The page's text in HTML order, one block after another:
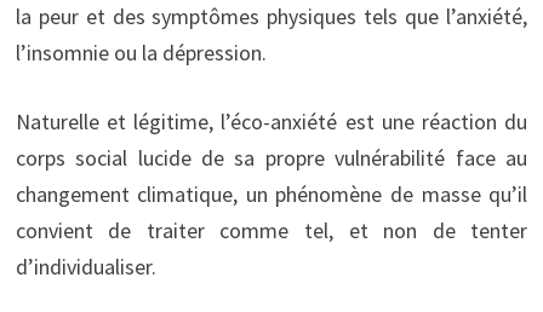
la peur et des symptômes physiques tels que l’anxiété,
l’insomnie ou la dépression.
Naturelle et légitime, l’éco-anxiété est une réaction du
corps social lucide de sa propre vulnérabilité face au
changement climatique, un phénomène de masse qu’il
convient de traiter comme tel, et non de tenter
d’individualiser.